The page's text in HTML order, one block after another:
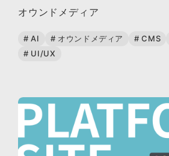
オウンドメディア
# AI # オウンドメディア # CMS
# UI/UX